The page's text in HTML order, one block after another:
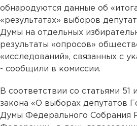
обнародуются данные об
«результатах» выборов
Думы на отдельных
результаты «опросов»
«исследований», связанных с
- сообщили в комиссии.
В соответствии со статьями 51
закона «О выборах депутатов
Думы Федерального Собрания